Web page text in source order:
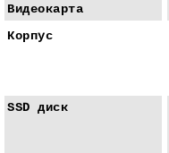
Видеокарта
Корпус
SSD диск